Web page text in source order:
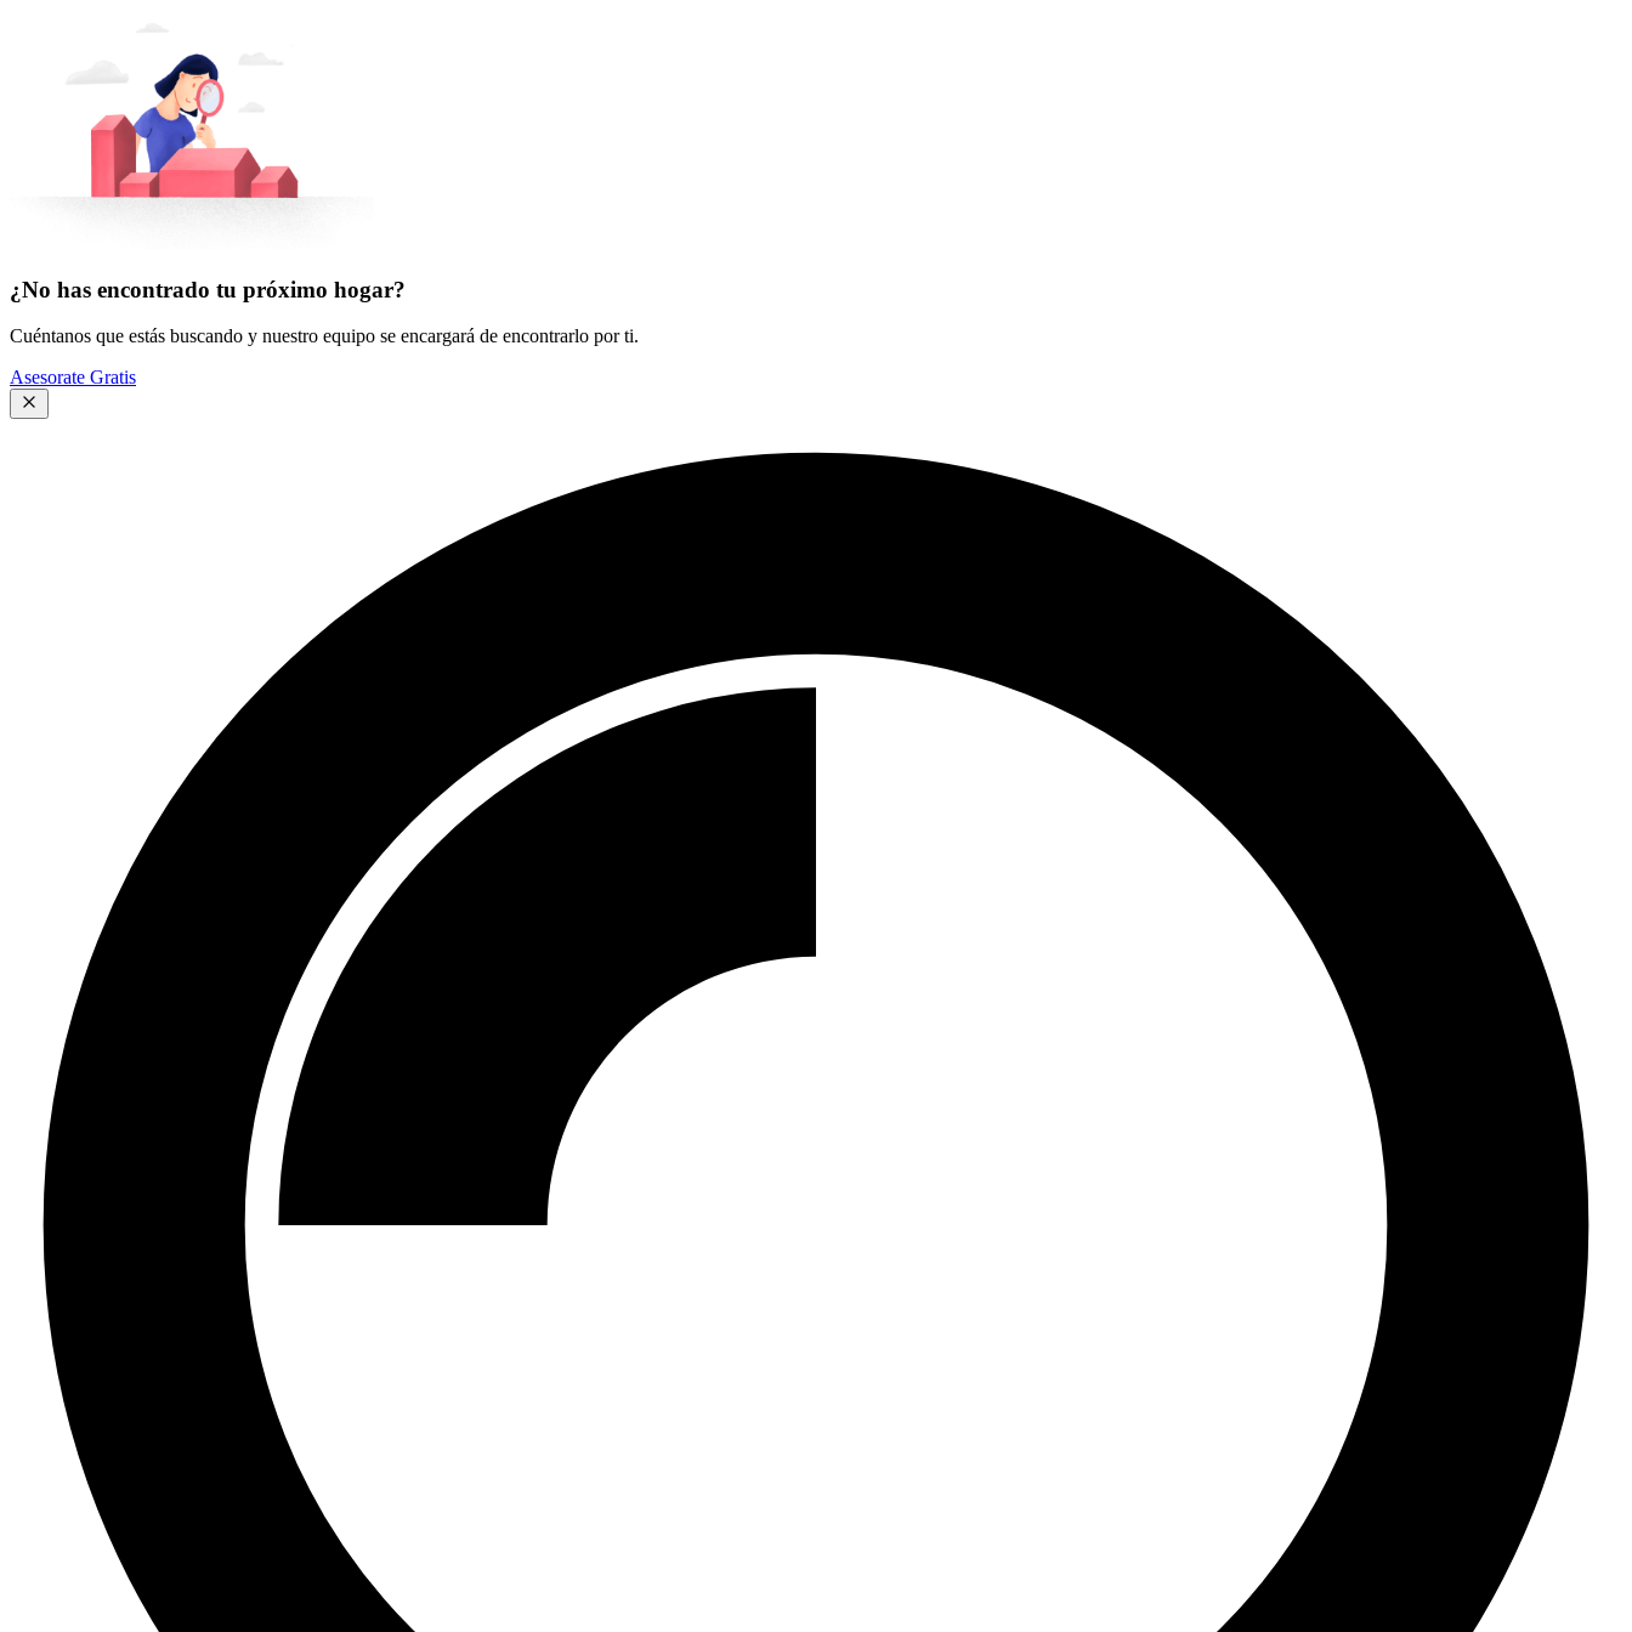
¿No has encontrado tu próximo hogar?
Cuéntanos que estás buscando y nuestro equipo se encargará de encontrarlo por ti.
Asesorate Gratis